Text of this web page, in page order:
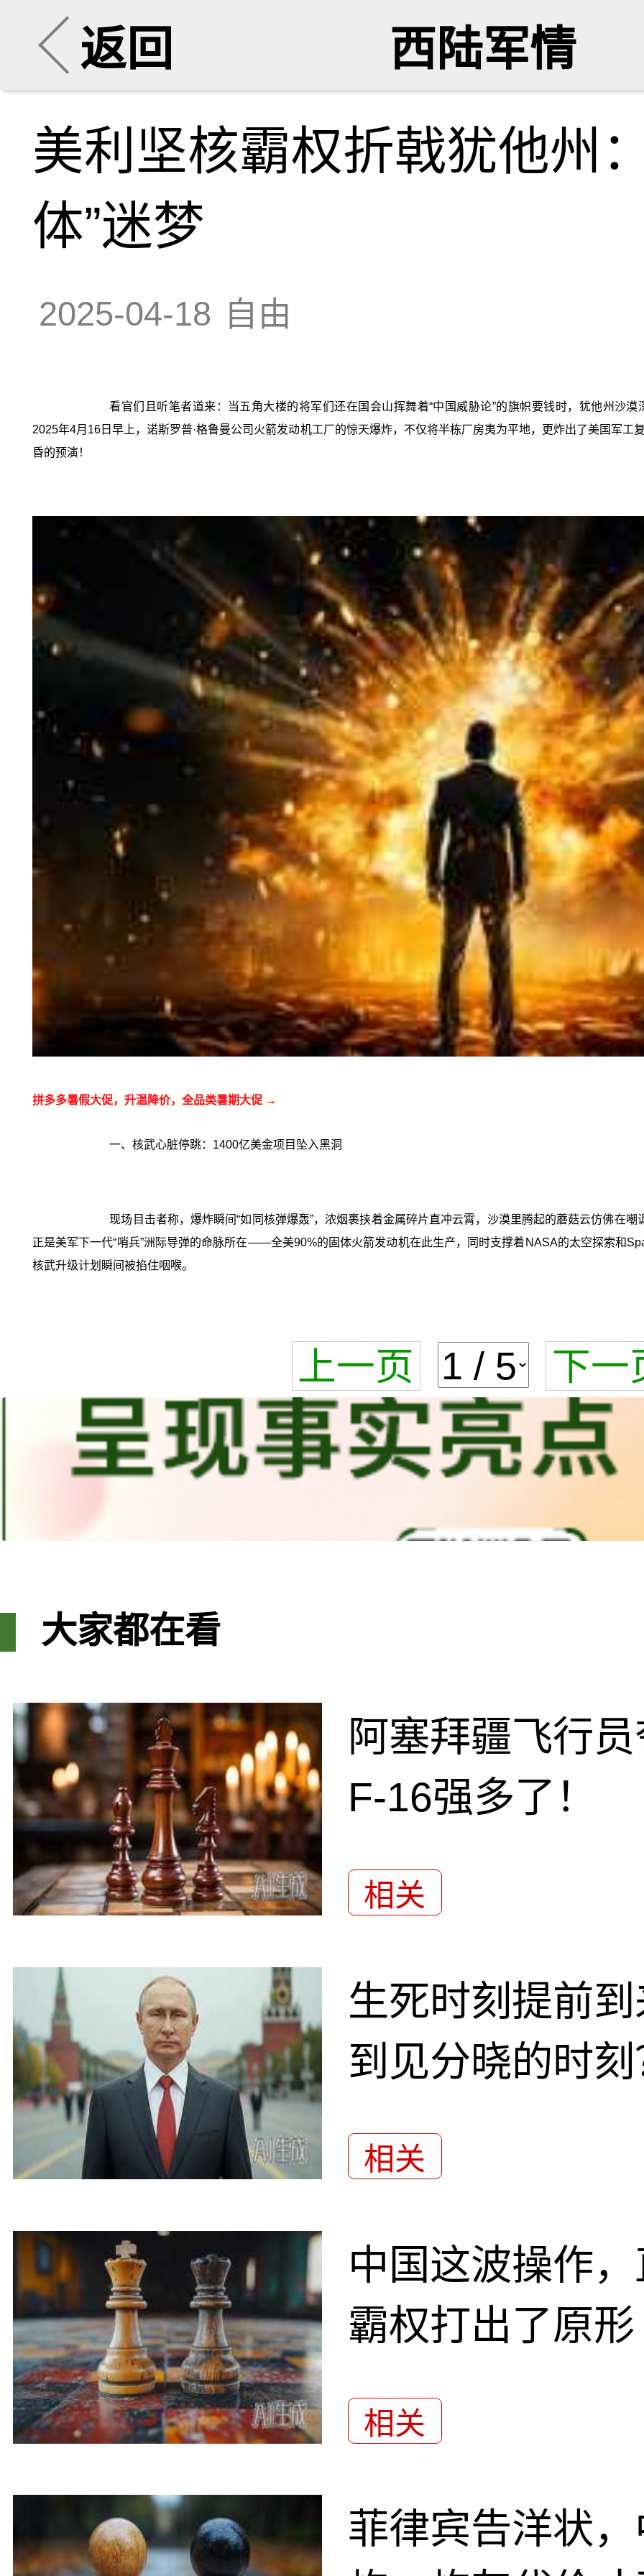
返回 西陆军情
美利坚核霸权折戟犹他州
体”迷梦
2025-04-18 自由
看官们且听笔者道来：当五角大楼的将军们还在国会山挥舞着“中国威胁论”的旗帜要钱时，犹他州沙
2025年4月16日早上，诺斯罗普·格鲁曼公司火箭发动机工厂的惊天爆炸，不仅将半栋厂房夷为平地，更炸出了美国军
昏的预演！
拼多多暑假大促，升温降价，全品类暑期大促 →
一、核武心脏停跳：1400亿美金项目坠入黑洞
现场目击者称，爆炸瞬间“如同核弹爆轰”，浓烟裹挟着金属碎片直冲云霄，沙漠里腾起的蘑菇云仿佛在
正是美军下一代“哨兵”洲际导弹的命脉所在——全美90%的固体火箭发动机在此生产，同时支撑着NASA的太空探索和
核武升级计划瞬间被掐住咽喉。
上一页 下一
大家都在看
阿塞拜疆飞行
F-16强多了！
相关
生死时刻提前
到见分晓的时
相关
中国这波操作
霸权打出了原形
相关
菲律宾告洋状